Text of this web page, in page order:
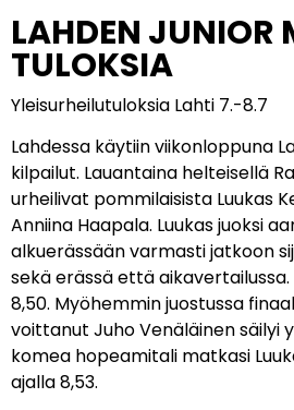
LAHDEN JUNIOR
TULOKSIA
Yleisurheilutuloksia Lahti 7.-8.7
Lahdessa käytiin viikonloppuna
kilpailut. Lauantaina helteisellä
urheilivat pommilaisista Luukas
Anniina Haapala. Luukas juoksi
alkuerässään varmasti jatkoon
sekä erässä että aikavertailussa.
8,50. Myöhemmin juostussa
voittanut Juho Venäläinen säilyi
komea hopeamitali matkasi
ajalla 8,53.